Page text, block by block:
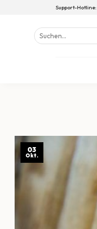
Support-Hotline:
Suchen
nach:
03
Okt.